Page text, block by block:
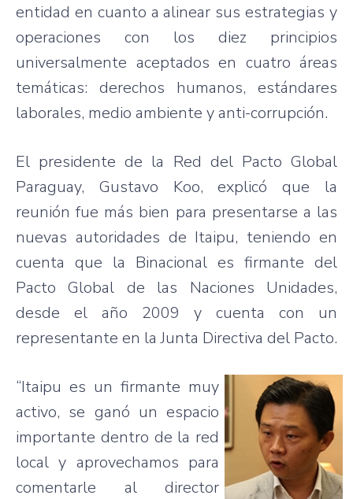
entidad en cuanto a alinear sus estrategias y
operaciones con los diez principios
universalmente aceptados en cuatro áreas
temáticas: derechos humanos, estándares
laborales, medio ambiente y anti-corrupción.
El presidente de la Red del Pacto Global
Paraguay, Gustavo Koo, explicó que la
reunión fue más bien para presentarse a las
nuevas autoridades de Itaipu, teniendo en
cuenta que la Binacional es firmante del
Pacto Global de las Naciones Unidades,
desde el año 2009 y cuenta con un
representante en la Junta Directiva del Pacto.
“Itaipu es un firmante muy
activo, se ganó un espacio
importante dentro de la red
local y aprovechamos para
comentarle al director